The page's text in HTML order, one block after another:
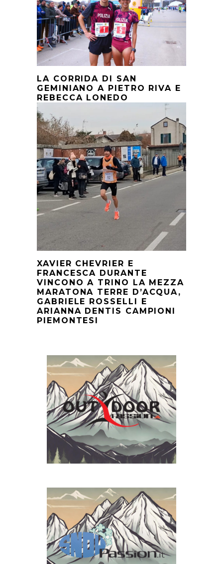
LA CORRIDA DI SAN
GEMINIANO A PIETRO RIVA E
REBECCA LONEDO
XAVIER CHEVRIER E
FRANCESCA DURANTE
VINCONO A TRINO LA MEZZA
MARATONA TERRE D’ACQUA,
GABRIELE ROSSELLI E
ARIANNA DENTIS CAMPIONI
PIEMONTESI